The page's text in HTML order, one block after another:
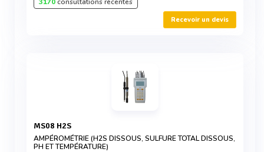
Recevoir un devis
MS08 H2S
AMPÉROMÉTRIE (H2S DISSOUS, SULFURE TOTAL DISSOUS,
PH ET TEMPÉRATURE)